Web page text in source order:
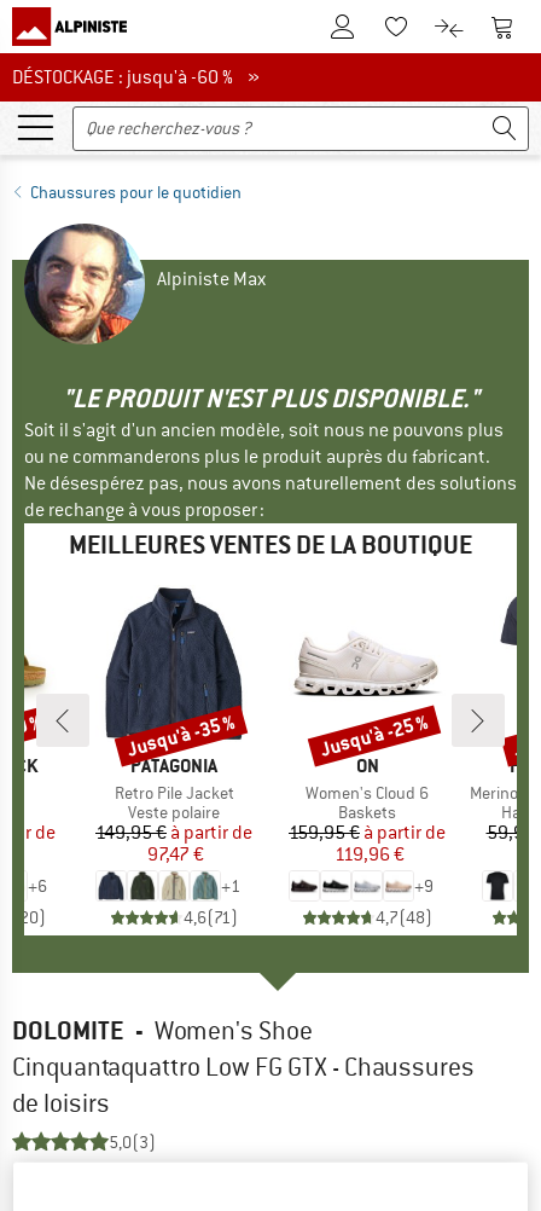
Vers le compte client
Vers la liste
Vers le
DÉSTOCKAGE : jusqu'à -60 %
DÉSTOCKAGE : jusqu'à -60 % »
Chaussures pour le quotidien
Alpiniste Max
"LE PRODUIT N'EST PLUS DISPONIBLE."
Soit il s'agit d'un ancien modèle, soit nous ne pouvons plus
ou ne commanderons plus le produit auprès du fabricant.
Ne désespérez pas, nous avons naturellement des solutions
de rechange à vous proposer :
MEILLEURES VENTES DE LA BOUTIQUE
réduit
de
+6
20)
%
MARQUE
PATAGONIA
Article
Retro Pile Jacket
Product group
Veste polaire
Prix
149,95 € Prix réduit
à partir de
97,47 €
+1
4,6(71)
Remise
Jusqu'à -35 %
MARQUE
ON
Article
Women's Cloud 6
Product group
Baskets
Prix
159,95 € Prix réduit
à partir de
119,96 €
+9
4,7(48)
Remise
Jusqu'à -25 %
Article
MerinoMix150
Haut
59,95
DOLOMITE - Women's Shoe
Cinquantaquattro Low FG GTX - Chaussures
de loisirs
5,0(3)